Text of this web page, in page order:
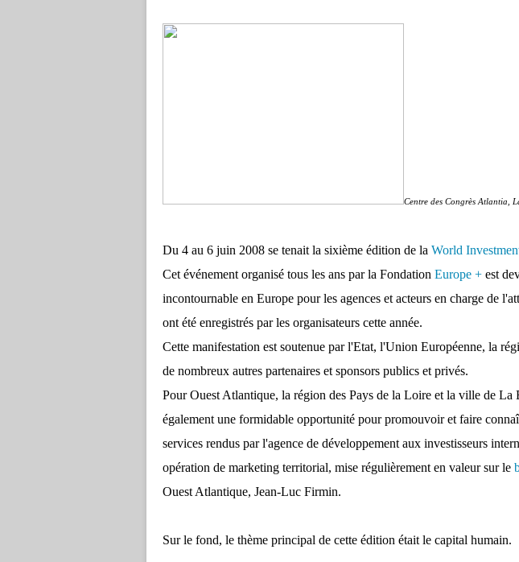
Centre des Congrès Atlantia,
Du 4 au 6 juin 2008 se tenait la sixième édition de la World
Cet événement organisé tous les ans par la Fondation Europe + est
incontournable en Europe pour les agences et acteurs en charge de
ont été enregistrés par les organisateurs cette année.
Cette manifestation est soutenue par l'Etat, l'Union Européenne, la
de nombreux autres partenaires et sponsors publics et privés.
Pour Ouest Atlantique, la région des Pays de la Loire et la ville de La
également une formidable opportunité pour promouvoir et faire
services rendus par l'agence de développement aux investisseurs
opération de marketing territorial, mise régulièrement en valeur sur le
Ouest Atlantique, Jean-Luc Firmin.
Sur le fond, le thème principal de cette édition était le capital humain.